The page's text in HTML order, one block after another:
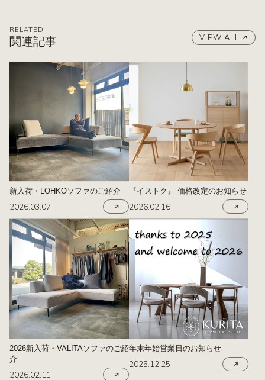
RELATED
関連記事 VIEW ALL
新入荷・LOHKOソファのご紹介
2026.03.07
『イストク』 価格改定のお知らせ
2026.02.16
2026新入荷・VALITAソファのご紹
介
2026.02.11
年末年始営業日のお知らせ
2025.12.25